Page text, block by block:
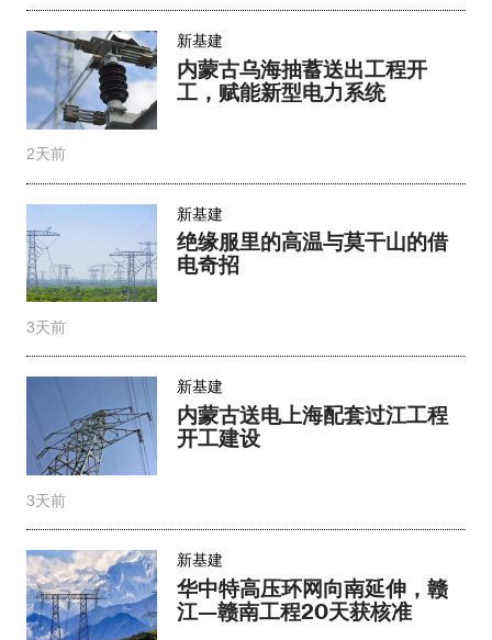
新基建
内蒙古乌海抽蓄送出工程开
工，赋能新型电力系统
2天前
新基建
绝缘服里的高温与莫干山的借
电奇招
3天前
新基建
内蒙古送电上海配套过江工程
开工建设
3天前
新基建
华中特高压环网向南延伸，赣
江—赣南工程20天获核准